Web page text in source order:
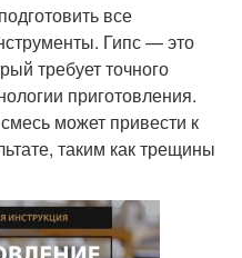
все
Гипс — это
требует точного
приготовления.
может привести к
таким как трещины